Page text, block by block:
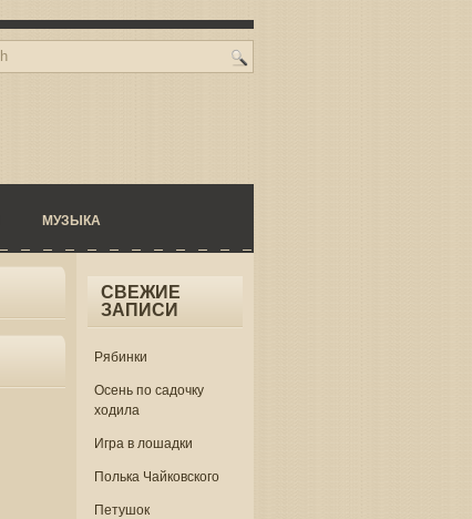
МУЗЫКА
СВЕЖИЕ
ЗАПИСИ
Рябинки
Осень по садочку
ходила
Игра в лошадки
Полька Чайковского
Петушок